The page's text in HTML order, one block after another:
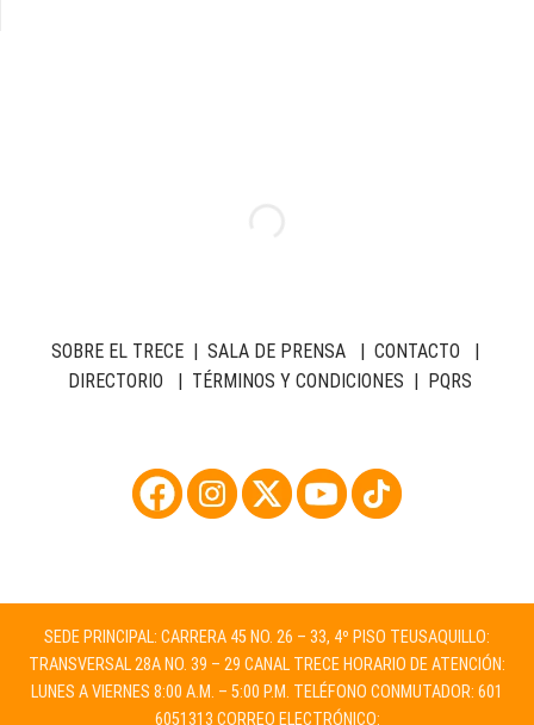
SOBRE EL TRECE| SALA DE PRENSA| CONTACTO |
DIRECTORIO | TÉRMINOS Y CONDICIONES | PQRS
SEDE PRINCIPAL: CARRERA 45 NO. 26 – 33, 4º PISO TEUSAQUILLO:
TRANSVERSAL 28A NO. 39 – 29 CANAL TRECE HORARIO DE ATENCIÓN:
LUNES A VIERNES 8:00 A.M. – 5:00 P.M. TELÉFONO CONMUTADOR: 601
6051313 CORREO ELECTRÓNICO: